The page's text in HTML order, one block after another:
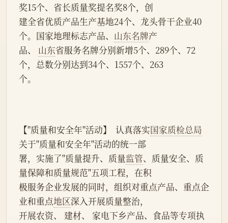
奖15个、省长质量奖提名奖8个，创
建全省优质产品生产基地24个、龙头骨干企业40
个。国家地理标志产品、 山东名牌产
品、 山东省服务名牌分别新增5个、289个、72
个，总数分别达到34个、1557个、263
个。
【"质量和安全年"活动】  认真落实国家质检总局
关于"质量和安全年"活动的统一部
署，实施了"质量提升、质量监管、质量安全、质
量保障和质量规范"五项工程，在积
极服务企业发展的同时，组织对重点产品、重点企
业和重点地区深入开展质量整治，
开展农资、 建材、 家电下乡产品、食品等专项执